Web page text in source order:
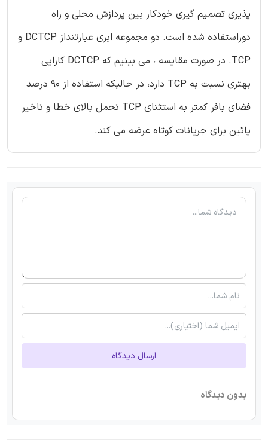
پذیری تصمیم گیری خودکار بین پردازش محلی و راه
دوراستفاده شده است. دو مجموعه ابری عبارتنداز DCTCP و
TCP. در صورت مقایسه ، می بینیم که DCTCP کارایی
بهتری نسبت به TCP دارد، در حالیکه استفاده از 90 درصد
فضای بافر کمتر به استثنای TCP تحمل بالای خطا و تاخیر
پائین برای جریانات کوتاه عرضه می کند.
ارسال دیدگاه
بدون دیدگاه